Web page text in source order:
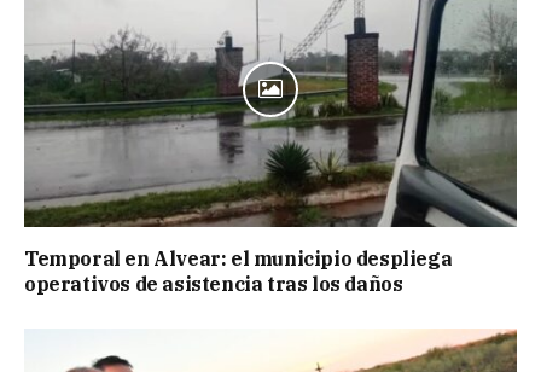
Temporal en Alvear: el municipio despliega
operativos de asistencia tras los daños